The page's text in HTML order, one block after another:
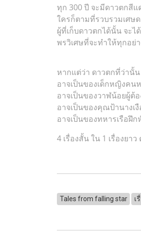
ทุก 300 ปี จะมีดาวตกสีแ
ใครก็ตามที่รวบรวมเศษ
ผู้ที่เก็บดาวตกได้นั้น จะไ
พรวิเศษที่จะทำให้ทุกอย่า
หากแต่ว่า ดาวตกที่ว่านั้น
อาจเป็นของเด็กหญิงคน
อาจเป็นของวาฬน้อยผู้ต้
อาจเป็นของคุณป้านางเงื
อาจเป็นของทหารเรือฝึ
4 เรื่องสั้น ใน 1 เรื่องยา
Tales from falling star เ